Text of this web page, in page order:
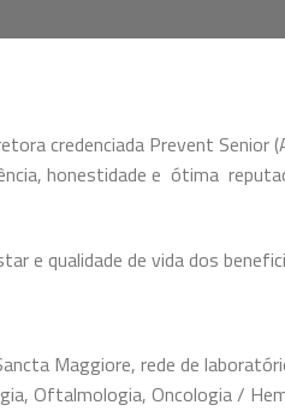
credenciada Prevent Senior
honestidade e ótima
e qualidade de vida dos
Maggiore, rede de
Oftalmologia, Oncologia /